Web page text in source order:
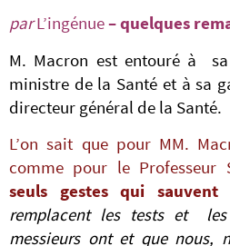
parL’ingénue– quelques
M. Macron est entouré à
ministre de la Santé et à sa
directeur général de la Santé.
L’on sait que pour MM.
comme pour le Professeur
seuls gestes qui
remplacent les tests et
messieurs ont et que nous,